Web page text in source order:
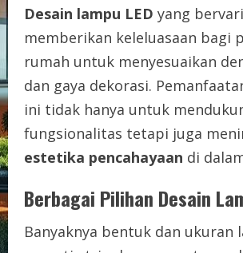
Desain lampu LED yang
memberikan keleluasaan bagi
rumah untuk menyesuaikan
dan gaya dekorasi.
ini tidak hanya untuk
fungsionalitas tetapi juga
estetika pencahayaan di
Berbagai Pilihan Desain
Banyaknya bentuk dan ukuran